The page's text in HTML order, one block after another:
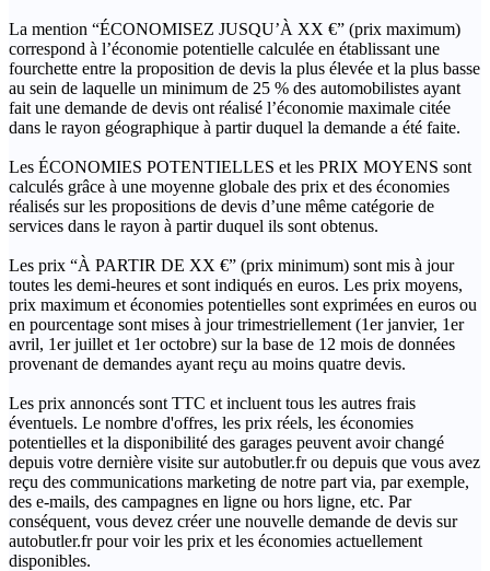
La mention “ÉCONOMISEZ JUSQU’À XX €” (prix maximum)
correspond à l’économie potentielle calculée en établissant une
fourchette entre la proposition de devis la plus élevée et la plus basse
au sein de laquelle un minimum de 25 % des automobilistes ayant
fait une demande de devis ont réalisé l’économie maximale citée
dans le rayon géographique à partir duquel la demande a été faite.
Les ÉCONOMIES POTENTIELLES et les PRIX MOYENS sont
calculés grâce à une moyenne globale des prix et des économies
réalisés sur les propositions de devis d’une même catégorie de
services dans le rayon à partir duquel ils sont obtenus.
Les prix “À PARTIR DE XX €” (prix minimum) sont mis à jour
toutes les demi-heures et sont indiqués en euros. Les prix moyens,
prix maximum et économies potentielles sont exprimées en euros ou
en pourcentage sont mises à jour trimestriellement (1er janvier, 1er
avril, 1er juillet et 1er octobre) sur la base de 12 mois de données
provenant de demandes ayant reçu au moins quatre devis.
Les prix annoncés sont TTC et incluent tous les autres frais
éventuels. Le nombre d'offres, les prix réels, les économies
potentielles et la disponibilité des garages peuvent avoir changé
depuis votre dernière visite sur autobutler.fr ou depuis que vous avez
reçu des communications marketing de notre part via, par exemple,
des e-mails, des campagnes en ligne ou hors ligne, etc. Par
conséquent, vous devez créer une nouvelle demande de devis sur
autobutler.fr pour voir les prix et les économies actuellement
disponibles.